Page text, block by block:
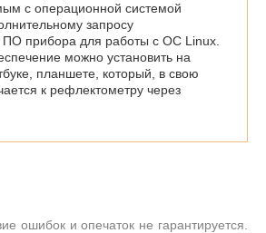
с операционной системой
запросу
ПО прибора для работы с ОС Linux.
можно установить на
планшете, который, в свою
к рефлектометру через
ошибок и опечаток не гарантируется.